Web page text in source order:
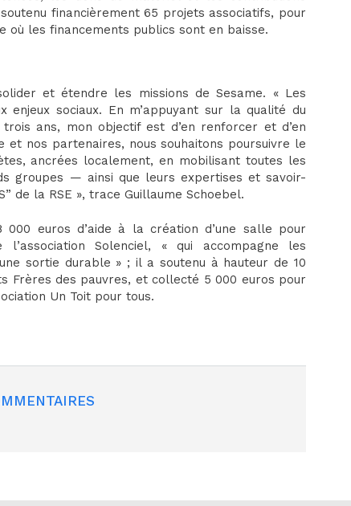
financièrement 65 projets associatifs, pour
où les financements publics sont en baisse.
et étendre les missions de Sesame. « Les
sociaux. En m’appuyant sur la qualité du
ans, mon objectif est d’en renforcer et d’en
et nos partenaires, nous souhaitons poursuivre le
ancrées localement, en mobilisant toutes les
groupes — ainsi que leurs expertises et savoir-
de la RSE », trace Guillaume Schoebel.
euros d’aide à la création d’une salle pour
Solenciel, « qui accompagne les
sortie durable » ; il a soutenu à hauteur de 10
Frères des pauvres, et collecté 5 000 euros pour
Un Toit pour tous.